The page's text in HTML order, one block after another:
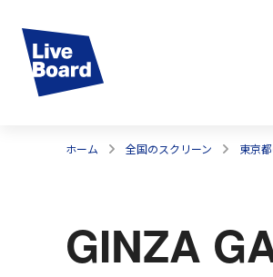
ホーム 全国のスクリーン 東京
GINZA